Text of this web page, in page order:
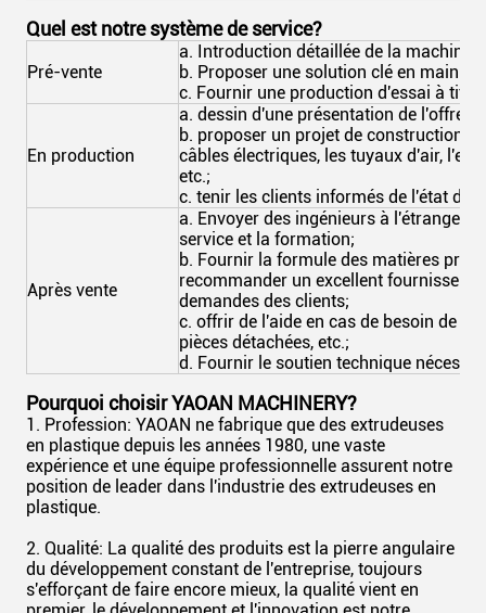
Quel est notre système de service?
Pré-vente
a. Introduction détaillée de la machine;
b. Proposer une solution clé en main
c. Fournir une production d'essai à titre
En production
a. dessin d'une présentation de l'offre
b. proposer un projet de construction
câbles électriques, les tuyaux d'air,
etc.;
c. tenir les clients informés de l'état de
Après vente
a. Envoyer des ingénieurs à l'étranger
service et la formation;
b. Fournir la formule des matières
recommander un excellent fournisseur
demandes des clients;
c. offrir de l'aide en cas de besoin de la
pièces détachées, etc.;
d. Fournir le soutien technique
Pourquoi choisir YAOAN MACHINERY?
1. Profession: YAOAN ne fabrique que des extrudeuses
en plastique depuis les années 1980, une vaste
expérience et une équipe professionnelle assurent notre
position de leader dans l'industrie des extrudeuses en
plastique.
2. Qualité: La qualité des produits est la pierre angulaire
du développement constant de l'entreprise, toujours
s'efforçant de faire encore mieux, la qualité vient en